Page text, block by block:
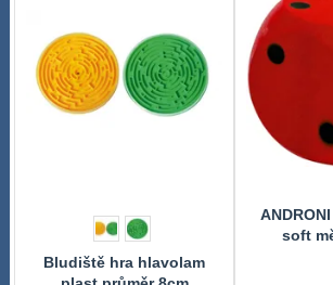
Bludiště hra hlavolam
soft